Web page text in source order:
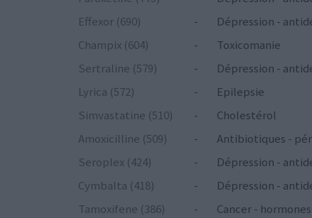
Effexor (690)
-
Dépression -
Champix (604)
-
Toxicomanie
Sertraline (579)
-
Dépression -
Lyrica (572)
-
Epilepsie
Simvastatine (510)
-
Cholestérol
Amoxicilline (509)
-
Antibiotiques -
Seroplex (424)
-
Dépression -
Cymbalta (418)
-
Dépression -
Tamoxifene (386)
-
Cancer -